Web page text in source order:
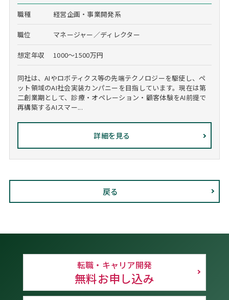
職種 経営企画・事業開発系
職位 マネージャー／ディレクター
想定年収 1000～1500万円
同社は、AIやロボティクス等の先端テクノロジーを駆使し、ペ
ット領域のAI社会実装カンパニーを目指しています。現在は第
二創業期として、診療・オペレーション・顧客体験をAI前提で
再構築するAIスマー...
詳細を見る
戻る
転職・キャリア開発
無料お申し込み